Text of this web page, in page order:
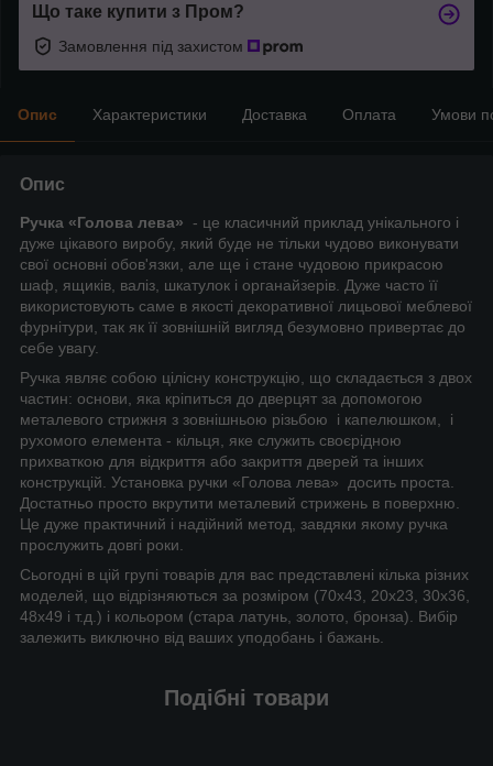
Що таке купити з Пром?
Замовлення під захистом
Опис Характеристики Доставка Оплата Умови
Опис
Ручка «Голова лева» - це класичний приклад унікального і
дуже цікавого виробу, який буде не тільки чудово виконувати
свої основні обов'язки, але ще і стане чудовою прикрасою
шаф, ящиків, валіз, шкатулок і органайзерів. Дуже часто її
використовують саме в якості декоративної лицьової меблевої
фурнітури, так як її зовнішній вигляд безумовно привертає до
себе увагу.
Ручка являє собою цілісну конструкцію, що складається з двох
частин: основи, яка кріпиться до дверцят за допомогою
металевого стрижня з зовнішньою різьбою і капелюшком, і
рухомого елемента - кільця, яке служить своєрідною
прихваткою для відкриття або закриття дверей та інших
конструкцій. Установка ручки «Голова лева» досить проста.
Достатньо просто вкрутити металевий стрижень в поверхню.
Це дуже практичний і надійний метод, завдяки якому ручка
прослужить довгі роки.
Сьогодні в цій групі товарів для вас представлені кілька різних
моделей, що відрізняються за розміром (70х43, 20х23, 30х36,
48х49 і т.д.) і кольором (стара латунь, золото, бронза). Вибір
залежить виключно від ваших уподобань і бажань.
Подібні товари